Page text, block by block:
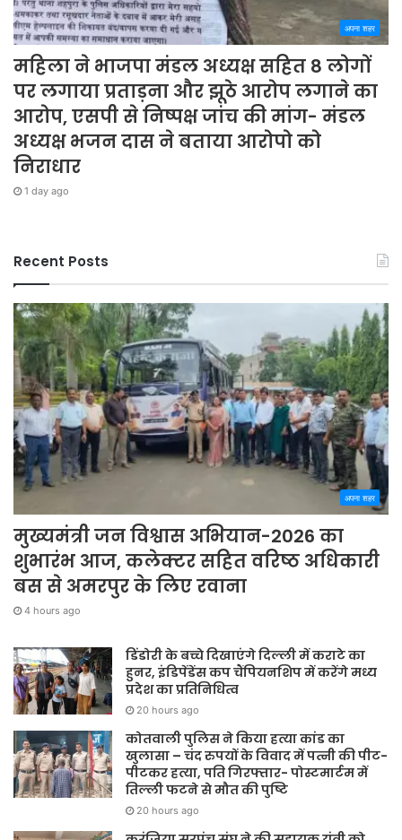
अपना शहर
महिला ने भाजपा मंडल अध्यक्ष सहित 8 लोगों
पर लगाया प्रताड़ना और झूठे आरोप लगाने का
आरोप, एसपी से निष्पक्ष जांच की मांग- मंडल
अध्यक्ष भजन दास ने बताया आरोपो को
निराधार
1 day ago
Recent Posts
अपना शहर
मुख्यमंत्री जन विश्वास अभियान-2026 का
शुभारंभ आज, कलेक्टर सहित वरिष्ठ अधिकारी
बस से अमरपुर के लिए रवाना
4 hours ago
डिंडोरी के बच्चे दिखाएंगे दिल्ली में कराटे का
हुनर, इंडिपेंडेंस कप चैंपियनशिप में करेंगे मध्य
प्रदेश का प्रतिनिधित्व
20 hours ago
कोतवाली पुलिस ने किया हत्या कांड का
खुलासा – चंद रुपयों के विवाद में पत्नी की पीट-
पीटकर हत्या, पति गिरफ्तार- पोस्टमार्टम में
तिल्ली फटने से मौत की पुष्टि
20 hours ago